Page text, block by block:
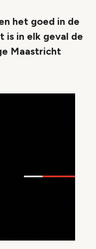
het goed in de
is in elk geval de
Maastricht